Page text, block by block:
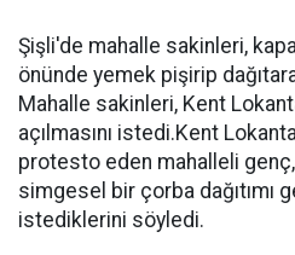
Şişli'de mahalle sakinleri,
önünde yemek pişirip
Mahalle sakinleri, Kent
açılmasını istedi.Kent
protesto eden mahalleli
simgesel bir çorba dağıtımı
istediklerini söyledi.